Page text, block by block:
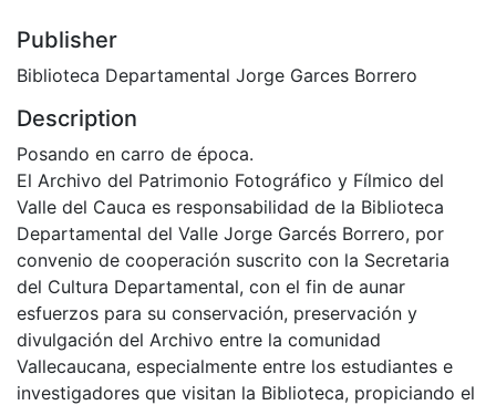
Publisher
Biblioteca Departamental Jorge Garces Borrero
Description
Posando en carro de época.
El Archivo del Patrimonio Fotográfico y Fílmico del
Valle del Cauca es responsabilidad de la Biblioteca
Departamental del Valle Jorge Garcés Borrero, por
convenio de cooperación suscrito con la Secretaria
del Cultura Departamental, con el fin de aunar
esfuerzos para su conservación, preservación y
divulgación del Archivo entre la comunidad
Vallecaucana, especialmente entre los estudiantes e
investigadores que visitan la Biblioteca, propiciando el